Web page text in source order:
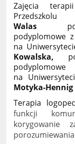
Zajęcia
Walas
podyplomowe
na
Kowalska,
na
Motyka-Hennig
Terapia
funkcji
korygowanie